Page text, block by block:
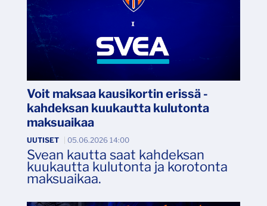
Voit maksaa kausikortin erissä -
kahdeksan kuukautta kulutonta
maksuaikaa
UUTISET | 05.06.2026 14:00
Svean kautta saat kahdeksan
kuukautta kulutonta ja korotonta
maksuaikaa.